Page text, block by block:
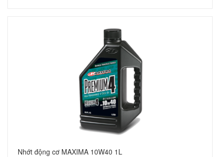
Nhớt động cơ MAXIMA 10W40 1L